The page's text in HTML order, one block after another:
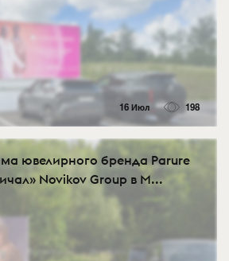
16 Июл 198
ювелирного бренда Parure
Novikov Group в М...